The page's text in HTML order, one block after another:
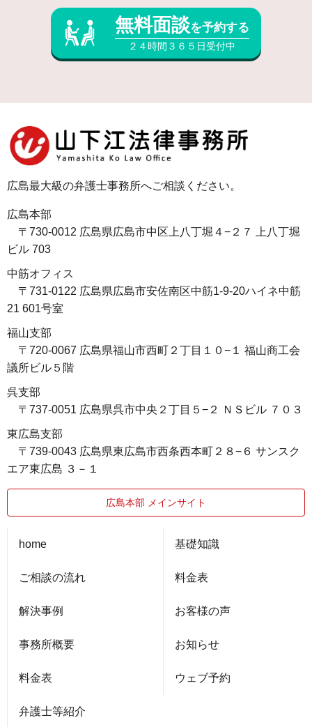
無料面談を予約する
２４時間３６５日受付中
広島最大級の弁護士事務所へご相談ください。
広島本部
〒730-0012 広島県広島市中区上八丁堀４−２７ 上八丁堀
ビル 703
中筋オフィス
〒731-0122 広島県広島市安佐南区中筋1-9-20ハイネ中筋
21 601号室
福山支部
〒720-0067 広島県福山市西町２丁目１０−１ 福山商工会
議所ビル５階
呉支部
〒737-0051 広島県呉市中央２丁目５−２ ＮＳビル ７０３
東広島支部
〒739-0043 広島県東広島市西条西本町２８−６ サンスク
エア東広島 ３－１
広島本部 メインサイト
home
ご相談の流れ
解決事例
事務所概要
料金表
弁護士等紹介
基礎知識
料金表
お客様の声
お知らせ
ウェブ予約